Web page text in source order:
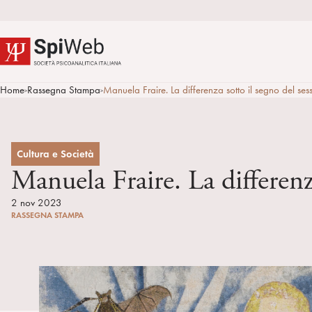
Home>Rassegna Stampa>Manuela Fraire. La differenza sotto il segno del
Cultura e Società
Manuela Fraire. La
2 nov 2023
RASSEGNA STAMPA